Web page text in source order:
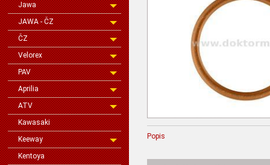
Jawa
JAWA - ČZ
ČZ
Velorex
PAV
Aprilia
ATV
Kawasaki
Keeway
Kentoya
Popis